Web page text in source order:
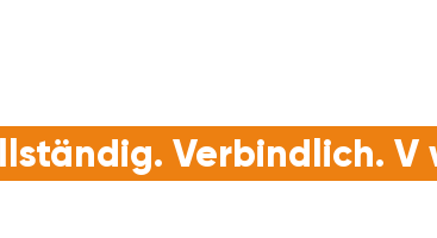
Verbindlich. V